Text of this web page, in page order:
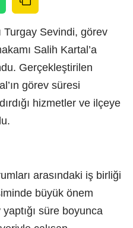
Turgay Sevindi, görev
Salih Kartal’a
Gerçekleştirilen
görev süresi
hizmetler ve ilçeye
arasındaki iş birliği
büyük önem
yaptığı süre boyunca